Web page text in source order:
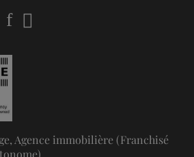
Agence immobilière (Franchisé